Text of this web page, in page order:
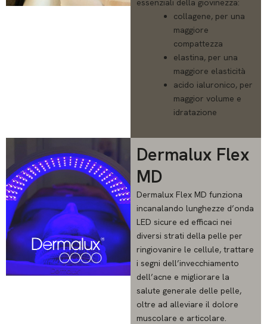
collagene, per una
maggiore
compattezza
elastina, per una
maggiore elasticità
acido ialuronico, per
maggior volume e
idratazione
Dermalux Flex
MD
Dermalux Flex MD funziona
incanalando lunghezze d’onda
LED sicure ed efficaci nei
diversi strati della pelle per
ringiovanire le cellule, trattare
i segni dell’invecchiamento
dell’acne e migliorare la
salute generale delle pelle,
oltre ad alleviare il dolore
muscolare e articolare.